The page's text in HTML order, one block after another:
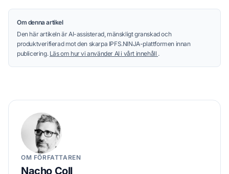
Om denna artikel
Den här artikeln är AI-assisterad, mänskligt granskad och
produktverifierad mot den skarpa IPFS.NINJA-plattformen innan
publicering. Läs om hur vi använder AI i vårt innehåll .
OM FÖRFATTAREN
Nacho Coll